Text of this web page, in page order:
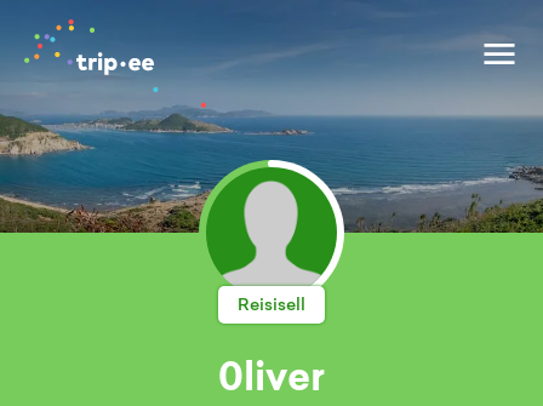
Reisisell
0liver